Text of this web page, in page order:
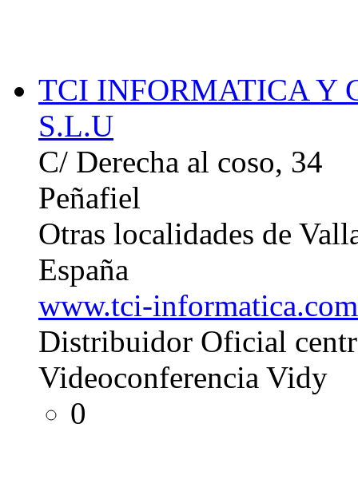
TCI INFORMATICA Y
S.L.U
C/ Derecha al coso, 34
Peñafiel
Otras localidades de
España
www.tci-informatica.com
Distribuidor Oficial
Videoconferencia Vidy
0